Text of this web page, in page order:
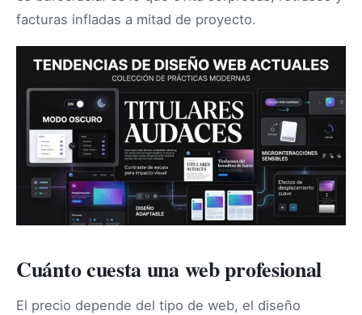
facturas infladas a mitad de proyecto.
Cuánto cuesta una web profesional
El precio depende del tipo de web, el diseño